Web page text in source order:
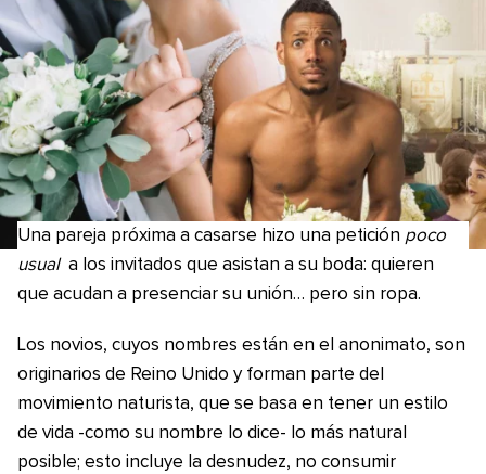
Una pareja próxima a casarse hizo una petición poco
usual a los invitados que asistan a su boda: quieren
que acudan a presenciar su unión… pero sin ropa.
Los novios, cuyos nombres están en el anonimato, son
originarios de Reino Unido y forman parte del
movimiento naturista, que se basa en tener un estilo
de vida -como su nombre lo dice- lo más natural
posible; esto incluye la desnudez, no consumir